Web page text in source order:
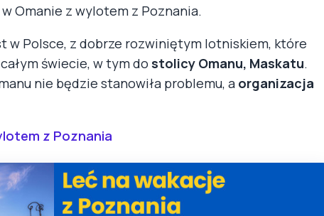
Omanie z wylotem z Poznania.
w Polsce, z dobrze rozwiniętym lotniskiem, które
świecie, w tym do stolicy Omanu, Maskatu.
nie będzie stanowiła problemu, a organizacja
z Poznania